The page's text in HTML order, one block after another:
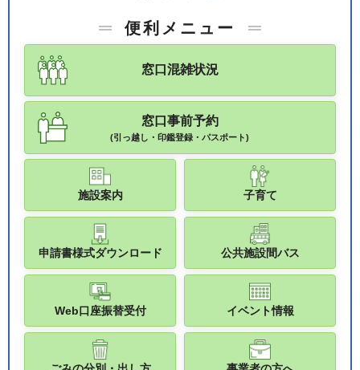
便利メニュー
窓口混雑状況
窓口事前予約
(引っ越し・印鑑登録・パスポート)
施設案内 子育て
申請書様式ダウンロード 公共施設間バス
Web口座振替受付 イベント情報